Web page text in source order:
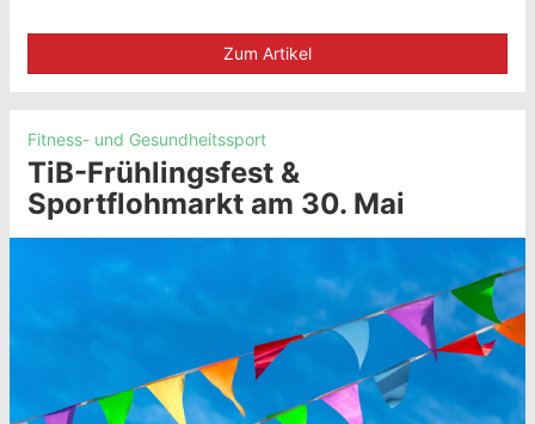
Zum Artikel
Fitness- und Gesundheitssport
TiB-Frühlingsfest &
Sportflohmarkt am 30. Mai